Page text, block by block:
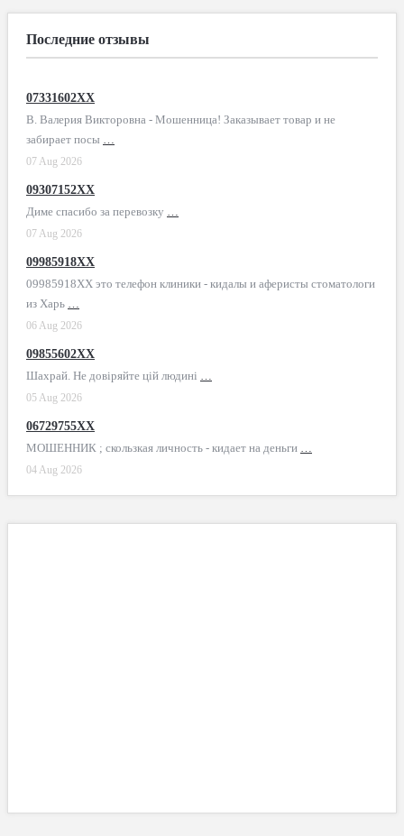
Последние отзывы
07331602XX
В. Валерия Викторовна - Мошенница! Заказывает товар и не
забирает посы …
07 Aug 2026
09307152XX
Диме спасибо за перевозку …
07 Aug 2026
09985918XX
09985918XX это телефон клиники - кидалы и аферисты стоматологи
из Харь …
06 Aug 2026
09855602XX
Шахрай. Не довіряйте цій людині …
05 Aug 2026
06729755XX
МОШЕННИК ; скользкая личность - кидает на деньги …
04 Aug 2026